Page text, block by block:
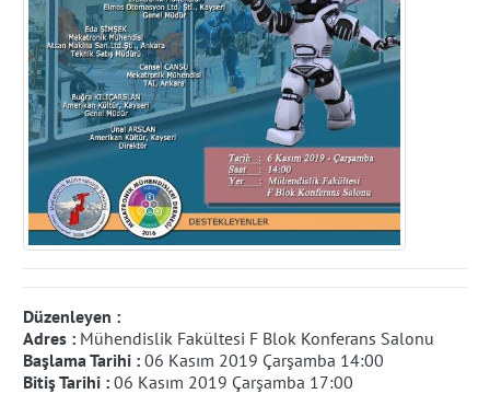
Düzenleyen :
Adres : Mühendislik Fakültesi F Blok Konferans Salonu
Başlama Tarihi : 06 Kasım 2019 Çarşamba 14:00
Bitiş Tarihi : 06 Kasım 2019 Çarşamba 17:00